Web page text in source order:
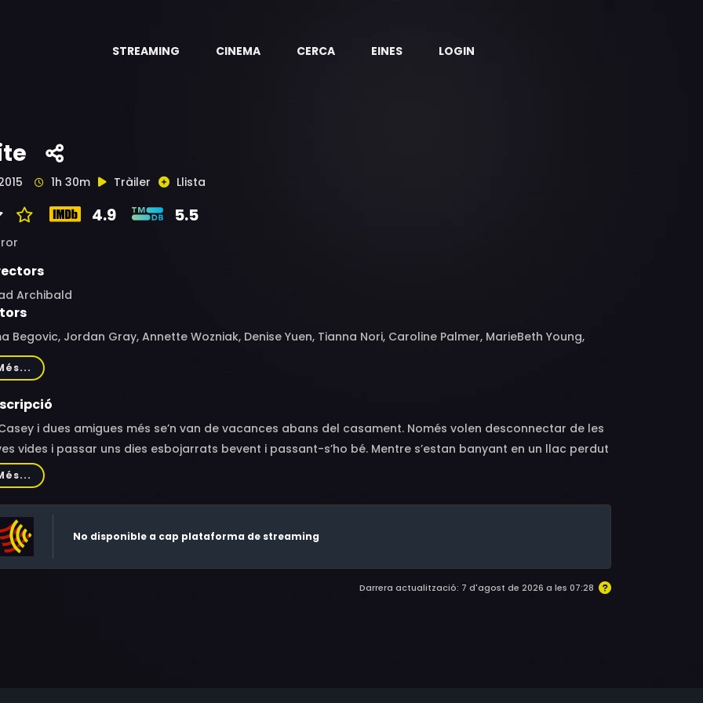
STREAMING CINEMA CERCA EINES LOGIN
1h 30m Tràiler Llista
4.9 5.5
Archibald
Begovic, Jordan Gray, Annette Wozniak, Denise Yuen, Tianna Nori, Caroline Palmer, MarieBeth Young,
Denkers, John Migliore
i dues amigues més se’n van de vacances abans del casament. Només volen desconnectar de les
vides i passar uns dies esbojarrats bevent i passant-s’ho bé. Mentre s’estan banyant en un llac perdut
cosa mossega la Casey.
No disponible a cap plataforma de streaming
Darrera actualització: 7 d'agost de 2026 a les 07:28